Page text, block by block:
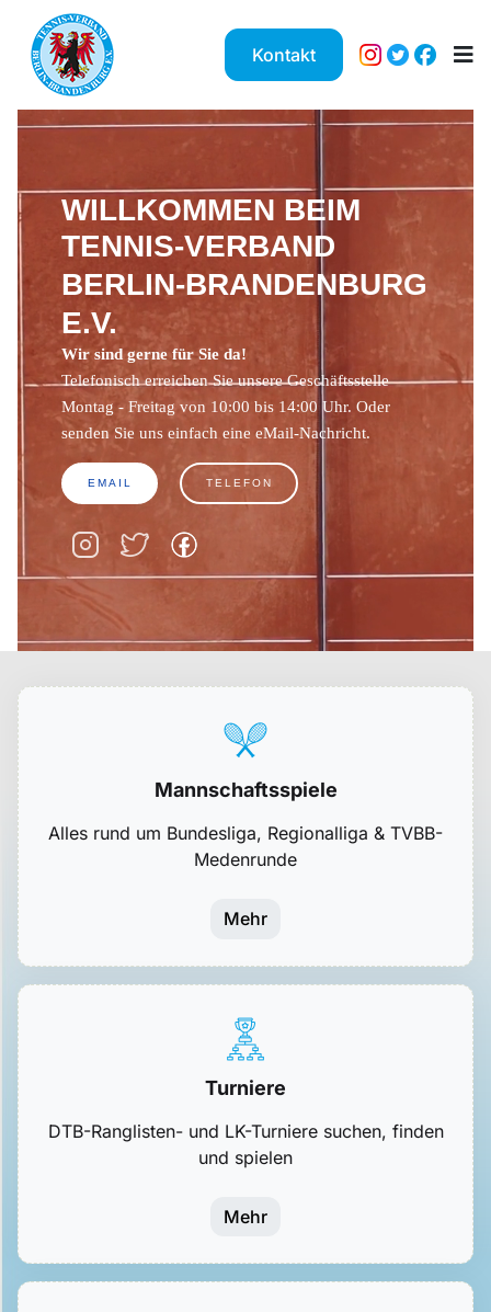
Kontakt
WILLKOMMEN BEIM
TENNIS-VERBAND
BERLIN-BRANDENBURG
E.V.
Wir sind gerne für Sie da!
Telefonisch erreichen Sie unsere Geschäftsstelle
Montag - Freitag von 10:00 bis 14:00 Uhr. Oder
senden Sie uns einfach eine eMail-Nachricht.
EMAIL TELEFON
Mannschaftsspiele
Alles rund um Bundesliga, Regionalliga & TVBB-
Medenrunde
Mehr
Turniere
DTB-Ranglisten- und LK-Turniere suchen, finden
und spielen
Mehr